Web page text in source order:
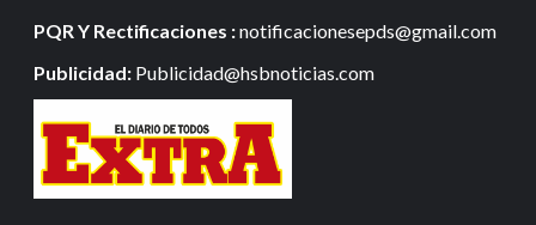
PQR Y Rectificaciones :notificacionesepds@gmail.com
Publicidad: Publicidad@hsbnoticias.com